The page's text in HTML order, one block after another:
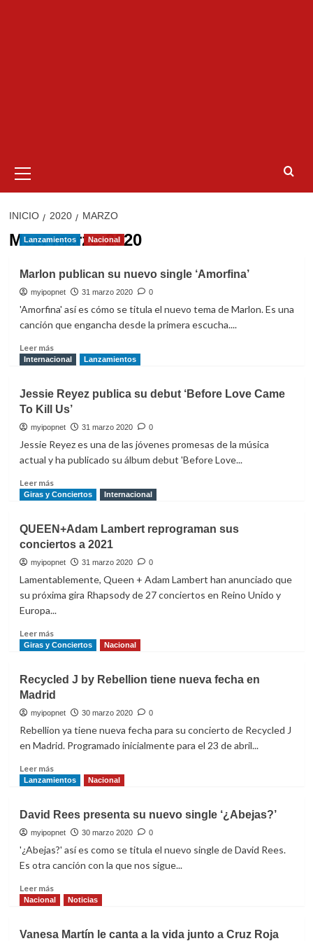
primario
INICIO 2020 MARZO
Mes:marzo 2020
Lanzamientos Nacional
Marlon publican su nuevo single ‘Amorfina’
myipopnet 31 marzo 2020 0
'Amorfina' así es cómo se titula el nuevo tema de Marlon. Es una
canción que engancha desde la primera escucha....
Leer másLeer
más
publican
su
nuevo
single
‘Amorfina’
Internacional Lanzamientos
Jessie Reyez publica su debut ‘Before Love Came
To Kill Us’
myipopnet 31 marzo 2020 0
Jessie Reyez es una de las jóvenes promesas de la música
actual y ha publicado su álbum debut 'Before Love...
Leer másLeer
más
Reyez
publica
su
debut
Love
Came
Kill
Us’
Giras y Conciertos Internacional
QUEEN+Adam Lambert reprograman sus
conciertos a 2021
myipopnet 31 marzo 2020 0
Lamentablemente, Queen + Adam Lambert han anunciado que
su próxima gira Rhapsody de 27 conciertos en Reino Unido y
Europa...
Leer másLeer
más
Lambert
reprograman
sus
conciertos
2021
Giras y Conciertos Nacional
Recycled J by Rebellion tiene nueva fecha en
Madrid
myipopnet 30 marzo 2020 0
Rebellion ya tiene nueva fecha para su concierto de Recycled J
en Madrid. Programado inicialmente para el 23 de abril...
Leer másLeer
más
J
by
Rebellion
fecha
en
Lanzamientos Nacional
David Rees presenta su nuevo single ‘¿Abejas?’
myipopnet 30 marzo 2020 0
'¿Abejas?' así es como se titula el nuevo single de David Rees.
Es otra canción con la que nos sigue...
Leer másLeer
más
Nacional Noticias
Vanesa Martín le canta a la vida junto a Cruz Roja